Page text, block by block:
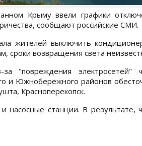
Крыму ввели графики
сообщают российские СМИ.
жителей выключить
сроки возвращения света
"повреждения электросетей"
и Южнобережного районов
Красноперекопск.
насосные станции. В результате,